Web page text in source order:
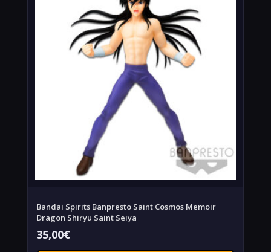
Bandai Spirits Banpresto Saint Cosmos Memoir
Dragon Shiryu Saint Seiya
35,00€